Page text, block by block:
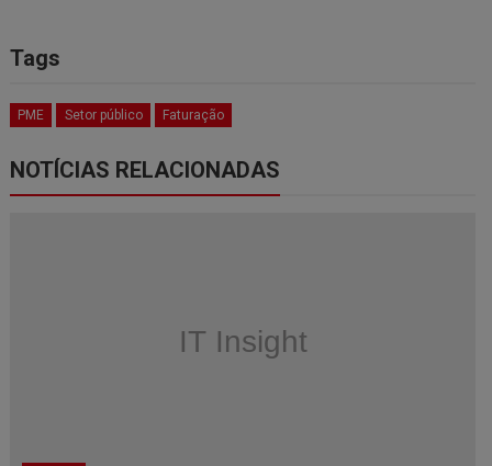
Tags
PME Setor público Faturação
NOTÍCIAS RELACIONADAS